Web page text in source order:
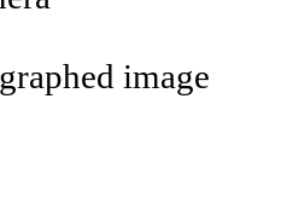
image